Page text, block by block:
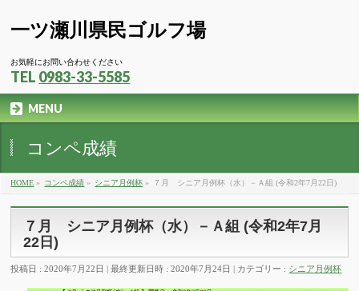
一ツ瀬川県民ゴルフ場
お気軽にお問い合わせください
TEL 0983-33-5585
MENU
コンペ成績
HOME » コンペ成績 » シニア月例杯 » ７月 シニア月例杯（水）－Ａ組 (令和2年7月22日)
７月 シニア月例杯（水）－Ａ組 (令和2年7月
22日)
投稿日 : 2020年7月22日 最終更新日時 : 2020年7月24日 カテゴリー : シニア月例杯